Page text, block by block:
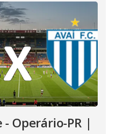
Operário-PR |